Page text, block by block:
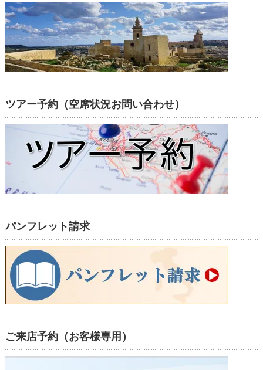
ツアー予約（空席状況お問い合わせ）
パンフレット請求
ご来店予約（お客様専用）